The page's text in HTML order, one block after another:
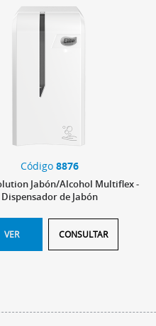
Código 8876
Jabón/Alcohol Multiflex -
Dispensador de Jabón
VER CONSULTAR